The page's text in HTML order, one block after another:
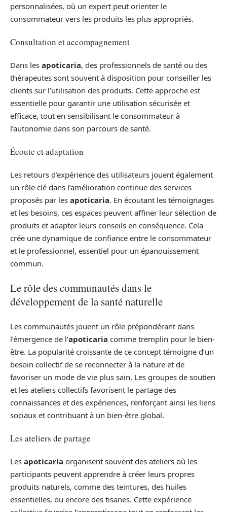
personnalisées, où un expert peut orienter le
consommateur vers les produits les plus appropriés.
Consultation et accompagnement
Dans les apoticaria, des professionnels de santé ou des
thérapeutes sont souvent à disposition pour conseiller les
clients sur l’utilisation des produits. Cette approche est
essentielle pour garantir une utilisation sécurisée et
efficace, tout en sensibilisant le consommateur à
l’autonomie dans son parcours de santé.
Écoute et adaptation
Les retours d’expérience des utilisateurs jouent également
un rôle clé dans l’amélioration continue des services
proposés par les apoticaria. En écoutant les témoignages
et les besoins, ces espaces peuvent affiner leur sélection de
produits et adapter leurs conseils en conséquence. Cela
crée une dynamique de confiance entre le consommateur
et le professionnel, essentiel pour un épanouissement
commun.
Le rôle des communautés dans le
développement de la santé naturelle
Les communautés jouent un rôle prépondérant dans
l’émergence de l’apoticaria comme tremplin pour le bien-
être. La popularité croissante de ce concept témoigne d’un
besoin collectif de se reconnecter à la nature et de
favoriser un mode de vie plus sain. Les groupes de soutien
et les ateliers collectifs favorisent le partage des
connaissances et des expériences, renforçant ainsi les liens
sociaux et contribuant à un bien-être global.
Les ateliers de partage
Les apoticaria organisent souvent des ateliers où les
participants peuvent apprendre à créer leurs propres
produits naturels, comme des teintures, des huiles
essentielles, ou encore des tisanes. Cette expérience